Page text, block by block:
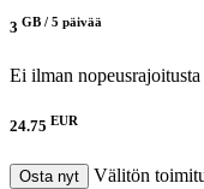
3 GB / 5 päivää
Ei ilman nopeusrajoitusta
24.75 EUR
Osta nyt
Välitön